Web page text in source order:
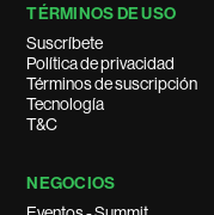
TÉRMINOS DE USO
Suscríbete
Política de privacidad
Términos de suscripción
Tecnología
T&C
NEGOCIOS